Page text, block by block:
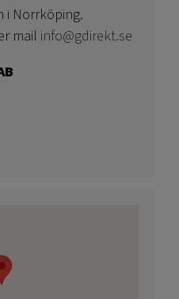
i Norrköping.
mail info@gdirekt.se